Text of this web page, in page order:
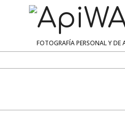
ApiWA
FOTOGRAFÍA PERSONAL Y DE
Menu